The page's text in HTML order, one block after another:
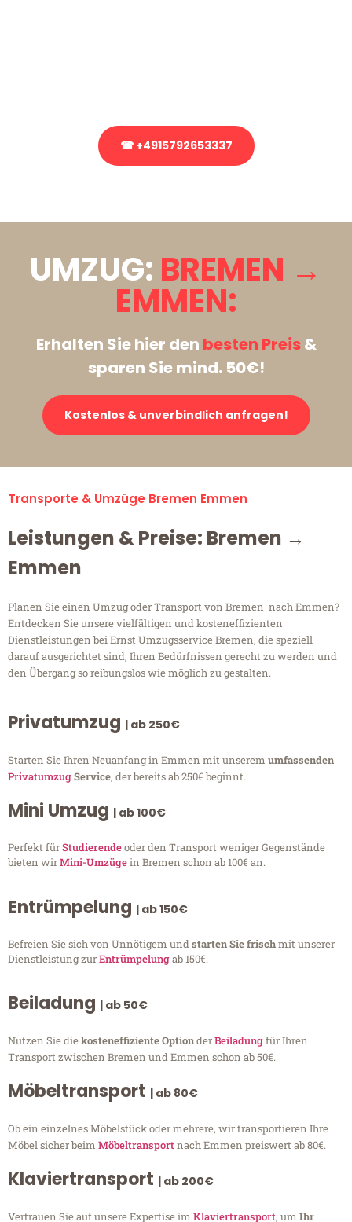
☎ +4915792653337
UMZUG: BREMEN →
EMMEN:
Erhalten Sie hier den besten Preis&
sparen Sie mind. 50€!
Kostenlos & unverbindlich anfragen!
Transporte & Umzüge Bremen Emmen
Leistungen & Preise: Bremen →
Emmen
Planen Sie einen Umzug oder Transport von Bremen nach Emmen?
Entdecken Sie unsere vielfältigen und kosteneffizienten
Dienstleistungen bei Ernst Umzugsservice Bremen, die speziell
darauf ausgerichtet sind, Ihren Bedürfnissen gerecht zu werden und
den Übergang so reibungslos wie möglich zu gestalten.
Privatumzug | ab 250€
Starten Sie Ihren Neuanfang in Emmen mit unserem umfassenden
PrivatumzugService, der bereits ab 250€ beginnt.
Mini Umzug | ab 100€
Perfekt fürStudierendeoder den Transport weniger Gegenstände
bieten wirMini-Umzügein Bremen schon ab 100€ an.
Entrümpelung | ab 150€
Befreien Sie sich von Unnötigem undstarten Sie frischmit unserer
Dienstleistung zurEntrümpelungab 150€.
Beiladung | ab 50€
Nutzen Sie diekosteneffiziente OptionderBeiladungfür Ihren
Transport zwischen Bremen und Emmen schon ab 50€.
Möbeltransport | ab 80€
Ob ein einzelnes Möbelstück oder mehrere, wir transportieren Ihre
Möbel sicher beim Möbeltransportnach Emmen preiswert ab 80€.
Klaviertransport | ab 200€
Vertrauen Sie auf unsere Expertise im Klaviertransport, um Ihr